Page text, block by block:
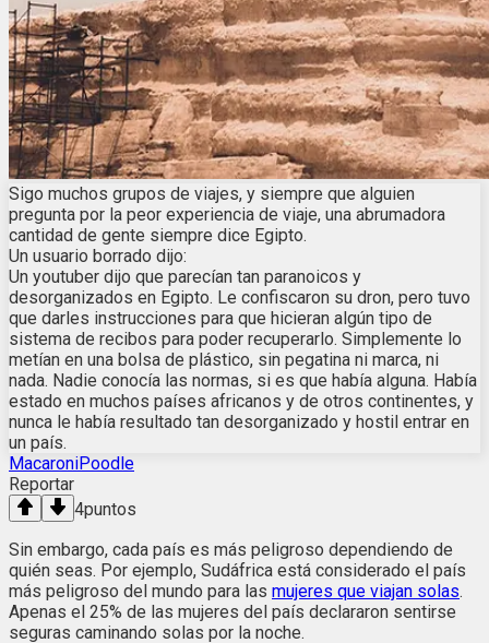
Sigo muchos grupos de viajes, y siempre que alguien
pregunta por la peor experiencia de viaje, una abrumadora
cantidad de gente siempre dice Egipto.
Un usuario borrado dijo:
Un youtuber dijo que parecían tan paranoicos y
desorganizados en Egipto. Le confiscaron su dron, pero tuvo
que darles instrucciones para que hicieran algún tipo de
sistema de recibos para poder recuperarlo. Simplemente lo
metían en una bolsa de plástico, sin pegatina ni marca, ni
nada. Nadie conocía las normas, si es que había alguna. Había
estado en muchos países africanos y de otros continentes, y
nunca le había resultado tan desorganizado y hostil entrar en
un país.
MacaroniPoodle
Reportar
4puntos
Sin embargo, cada país es más peligroso dependiendo de
quién seas. Por ejemplo, Sudáfrica está considerado el país
más peligroso del mundo para las mujeres que viajan solas.
Apenas el 25% de las mujeres del país declararon sentirse
seguras caminando solas por la noche.